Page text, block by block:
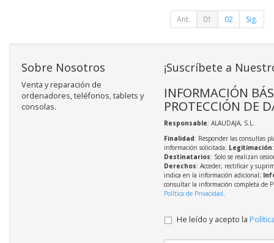
Ant. 01 02 Sig.
Sobre Nosotros
Venta y reparación de
ordenadores, teléfonos, tablets y
consolas.
¡Suscríbete a
INFORMACIÓN
PROTECCIÓN DE
Responsable: ALAUDAJA, S.L.
Finalidad: Responder las consultas
información solicitada; Legitimación
Destinatarios: Solo se realizan
Derechos: Acceder, rectificar y
indica en la información adicional;
consultar la información completa de
Política de Privacidad.
He leído y acepto la